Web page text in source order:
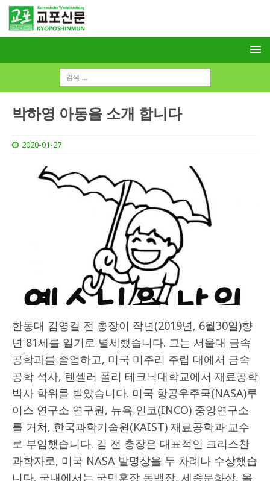
박하영 아동을 소개 합니다
2020-01-27
한동대 김영길 전 총장이 작년(2019년, 6월30일)향
년 81세를 일기로 별세했습니다. 그는 서울대 금속
공학과를 졸업하고, 미국 미주리 주립 대에서 금속
공학 석사, 렌셀러 폴리 테크닉대학교에서 재료공학
박사 학위를 받았습니다. 미국 항공우주국(NASA)루
이스 연구소 연구원, 뉴욕 인코(INCO) 중앙연구소
를 거쳐, 한국과학기술원(KAIST) 재료공학과 교수
로 부임했습니다. 김 전 총장은 대표적인 크리스찬
과학자로, 미국 NASA 발명상을 두 차례나 수상했습
니다. 국내에서는 국민훈장 동백장, 세종문화상, 올